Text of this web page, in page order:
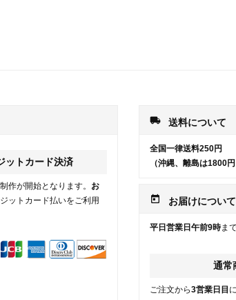
ットカード決済
作が開始となります。 お
ットカード払いをご利用
local_shipping 送料について
全国一律送料250円
（沖縄、離島は1800円
today お届けについて
平日営業日午前9時ま
通常
ご注文から3営業日目